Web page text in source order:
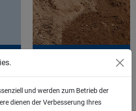
und werden zum Betrieb der
dienen der Verbesserung Ihres